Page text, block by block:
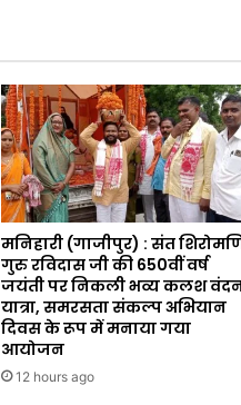
मनिहारी (गाजीपुर) : संत
गुरु रविदास जी की 650वीं वर्ष
जयंती पर निकली भव्य कलश
यात्रा, समरसता संकल्प अभियान
दिवस के रूप में मनाया गया
आयोजन
12 hours ago